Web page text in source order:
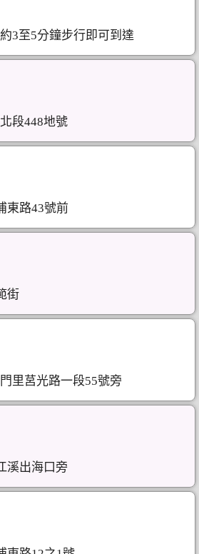
3至5分鐘步行即可到達
段448地號
東路43號前
街
里莒光路一段55號旁
溪出海口旁